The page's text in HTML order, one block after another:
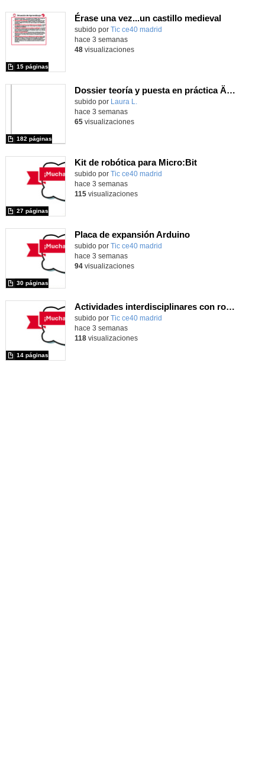
Érase una vez...un castillo medieval
subido por Tic ce40 madrid
15 páginas
hace 3 semanas
48visualizaciones
Dossier teoría y puesta en práctica Äprendizaje Basado en Juegos en Educación Infantil y Primaria
Contenido educativo.
subido por Laura L.
182 páginas
hace 3 semanas
65visualizaciones
Kit de robótica para Micro:Bit
Contenido educativo.
subido por Tic ce40 madrid
27 páginas
hace 3 semanas
115visualizaciones
Placa de expansión Arduino
Contenido educativo.
subido por Tic ce40 madrid
30 páginas
hace 3 semanas
94visualizaciones
Actividades interdisciplinares con robótica y pensamiento computacional
Contenido educativo.
subido por Tic ce40 madrid
14 páginas
hace 3 semanas
118visualizaciones